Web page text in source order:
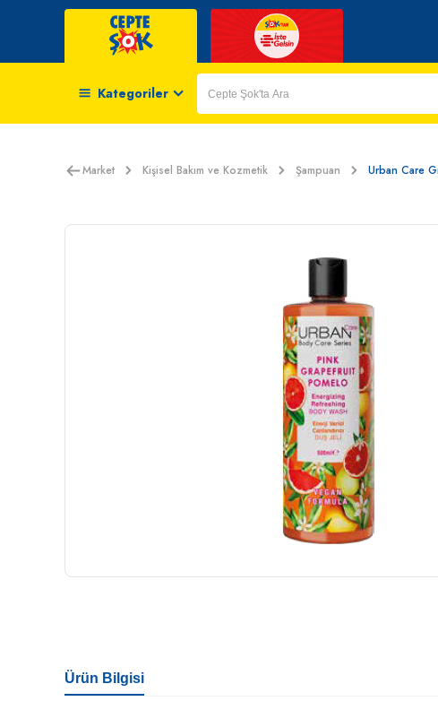
Kategoriler
Market Kişisel Bakım ve Kozmetik Şampuan Urban Care
Ürün Bilgisi